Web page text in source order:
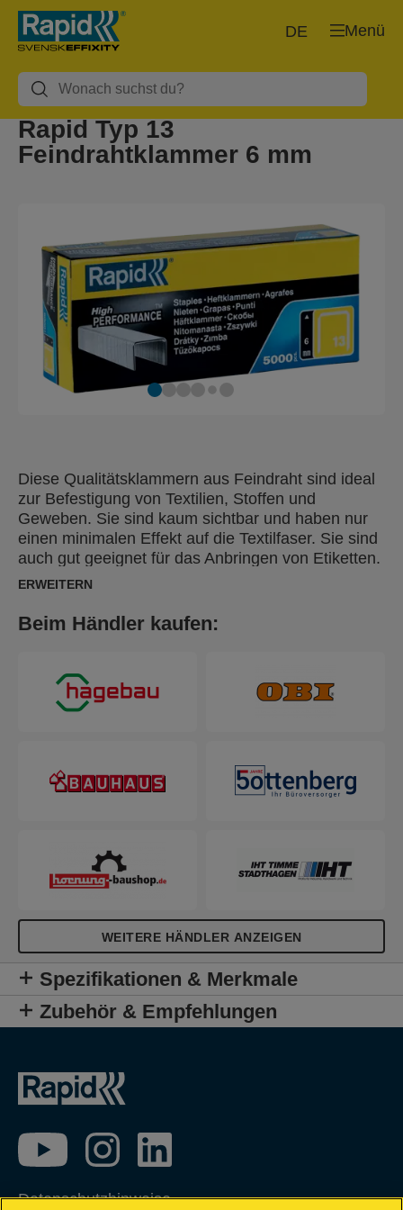
Menü
DE
Rapid Typ 13
Feindrahtklammer 6 mm
Diese Qualitätsklammern aus Feindraht sind ideal
zur Befestigung von Textilien, Stoffen und
Geweben. Sie sind kaum sichtbar und haben nur
einen minimalen Effekt auf die Textilfaser. Sie sind
auch gut geeignet für das Anbringen von Etiketten.
Hergestellt aus hochwertigem, galvanisiertem
Eintreiben. Auch aus rostfreiem Edelstahl
ERWEITERN
Beim Händler kaufen:
WEITERE HÄNDLER ANZEIGEN
Spezifikationen & Merkmale
Zubehör & Empfehlungen
Datenschutzhinweise